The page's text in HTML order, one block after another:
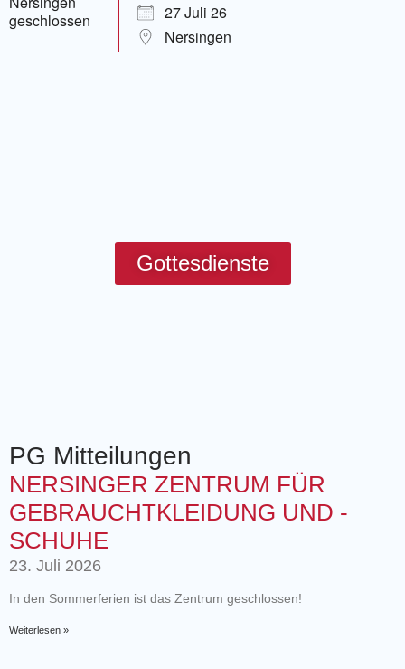
27 Juli 26
Nersingen
Gottesdienste
PG Mitteilungen
NERSINGER ZENTRUM FÜR
GEBRAUCHTKLEIDUNG UND -
SCHUHE
23. Juli 2026
In den Sommerferien ist das Zentrum geschlossen!
Weiterlesen »